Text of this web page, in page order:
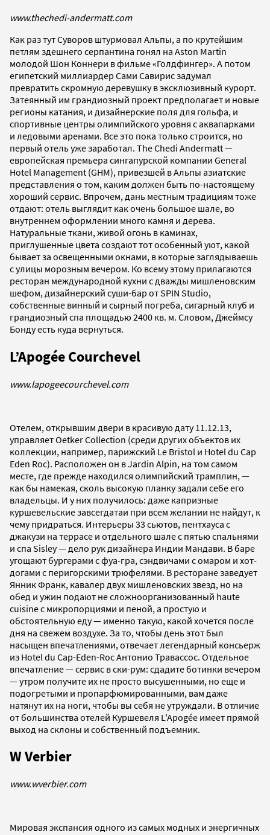
www.thechedi-andermatt.com
Как раз тут Суворов штурмовал Альпы, а по крутейшим
петлям здешнего серпантина гонял на Aston Martin
молодой Шон Коннери в фильме «Голдфингер». А потом
египетский миллиардер Сами Савирис задумал
превратить скромную деревушку в эксклюзивный курорт.
Затеянный им грандиозный проект предполагает и новые
регионы катания, и дизайнерские поля для гольфа, и
спортивные центры олимпийского уровня с аквапарками
и ледовыми аренами. Все это пока только строится, но
первый отель уже заработал. The Chedi Andermatt —
европейская премьера сингапурской компании General
Hotel Management (GHM), привезшей в Альпы азиатские
представления о том, каким должен быть по-настоящему
хороший сервис. Впрочем, дань местным традициям тоже
отдают: отель выглядит как очень большое шале, во
внутреннем оформлении много камня и дерева.
Натуральные ткани, живой огонь в каминах,
приглушенные цвета создают тот особенный уют, какой
бывает за освещенными окнами, в которые заглядываешь
с улицы морозным вечером. Ко всему этому прилагаются
ресторан международной кухни с дважды мишленовским
шефом, дизайнерский суши-бар от SPIN Studio,
собственные винный и сырный погреба, сигарный клуб и
грандиозный спа площадью 2400 кв. м. Словом, Джеймсу
Бонду есть куда вернуться.
L’Apogée Courchevel
www.lapogeecourchevel.com
Отелем, открывшим двери в красивую дату 11.12.13,
управляет Oetker Collection (среди других объектов их
коллекции, например, парижский Le Bristol и Hotel du Cap
Eden Roc). Расположен он в Jardin Alpin, на том самом
месте, где прежде находился олимпийский трамплин, —
как бы намекая, сколь высокую планку задали себе его
владельцы. И у них получилось: даже капризные
куршевельские завсегдатаи при всем желании не найдут, к
чему придраться. Интерьеры 33 сьютов, пентхауса с
джакузи на террасе и отдельного шале с пятью спальнями
и спа Sisley — дело рук дизайнера Индии Мандави. В баре
угощают бургерами с фуа-гра, сэндвичами с омаром и хот-
догами с перигорскими трюфелями. В ресторане заведует
Янник Франк, кавалер двух мишленовских звезд, но на
обед и ужин подают не сложноорганизованный haute
cuisine с микропорциями и пеной, а простую и
обстоятельную еду — именно такую, какой хочется после
дня на свежем воздухе. За то, чтобы день этот был
насыщен впечатлениями, отвечает легендарный консьерж
из Hotel du Cap-Eden-Roc Антонио Травассос. Отдельное
впечатление — сервис в ски-рум: сдадите ботинки вечером
— утром получите их не просто высушенными, но еще и
подогретыми и пропарфюмированными, вам даже
натянут их на ноги, чтобы вы себя не утруждали. В отличие
от большинства отелей Куршевеля L'Apogée имеет прямой
выход на склоны и собственный подъемник.
W Verbier
www.wverbier.com
Мировая экспансия одного из самых модных и энергичных